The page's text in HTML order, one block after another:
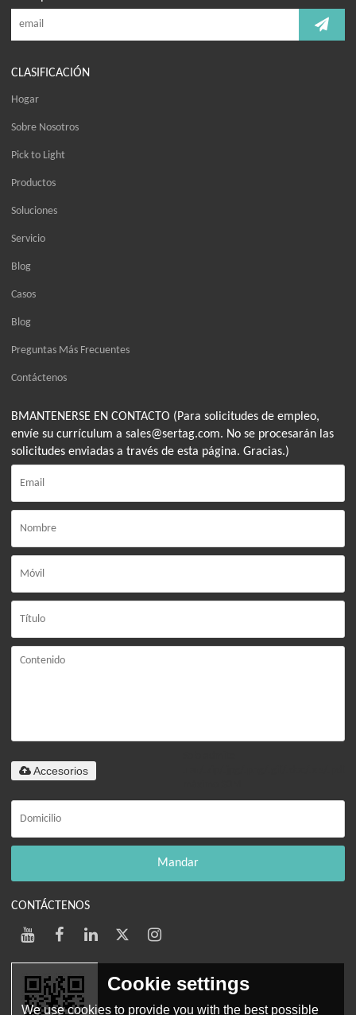
CLASIFICACIÓN
Hogar
Sobre Nosotros
Pick to Light
Productos
Soluciones
Servicio
Blog
Casos
Blog
Preguntas Más Frecuentes
Contáctenos
BMANTENERSE EN CONTACTO (Para solicitudes de empleo,
envíe su currículum a sales@sertag.com. No se procesarán las
solicitudes enviadas a través de esta página. Gracias.)
Accesorios
Mandar
CONTÁCTENOS
Cookie settings
We use cookies to provide you with the best possible